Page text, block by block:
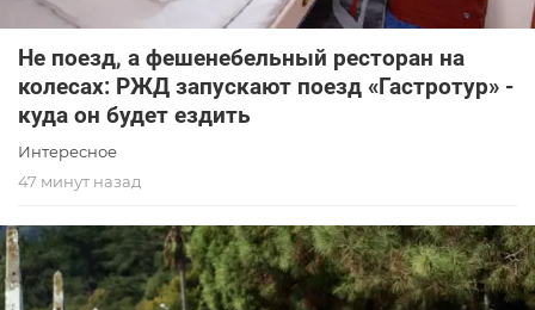
Не поезд, а фешенебельный ресторан на
колесах: РЖД запускают поезд «Гастротур» -
куда он будет ездить
Интересное
47 минут назад